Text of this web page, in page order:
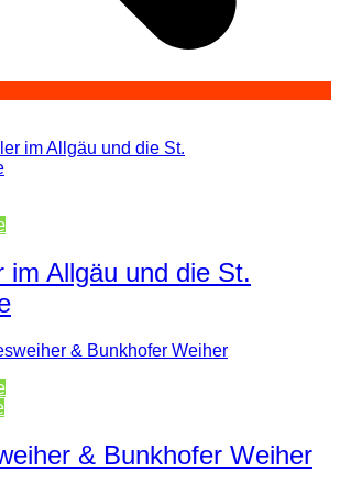
im Allgäu und die St.
& Bunkhofer Weiher